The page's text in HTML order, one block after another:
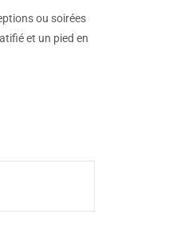
ou soirées
et un pied en